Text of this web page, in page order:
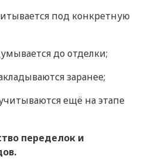
под конкретную
до отделки;
заранее;
ещё на этапе
переделок и